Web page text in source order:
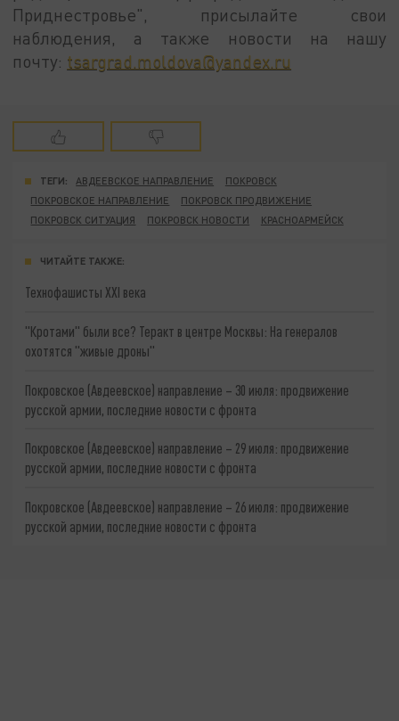
Приднестровье", присылайте свои
наблюдения, а также новости на нашу
почту: tsargrad.moldova@yandex.ru
ТЕГИ: АВДЕЕВСКОЕ НАПРАВЛЕНИЕ
ПОКРОВСК
ПОКРОВСКОЕ НАПРАВЛЕНИЕ
ПОКРОВСК ПРОДВИЖЕНИЕ
ПОКРОВСК СИТУАЦИЯ
ПОКРОВСК НОВОСТИ КРАСНОАРМЕЙСК
ЧИТАЙТЕ ТАКЖЕ:
Технофашисты XXI века
"Кротами" были все? Теракт в центре Москвы: На генералов
охотятся "живые дроны"
Покровское (Авдеевское) направление – 30 июля: продвижение
русской армии, последние новости с фронта
Покровское (Авдеевское) направление – 29 июля: продвижение
русской армии, последние новости с фронта
Покровское (Авдеевское) направление – 26 июля: продвижение
русской армии, последние новости с фронта